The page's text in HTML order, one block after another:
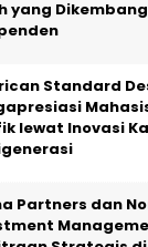
yang
Standard
lewat Inovasi
Partners dan